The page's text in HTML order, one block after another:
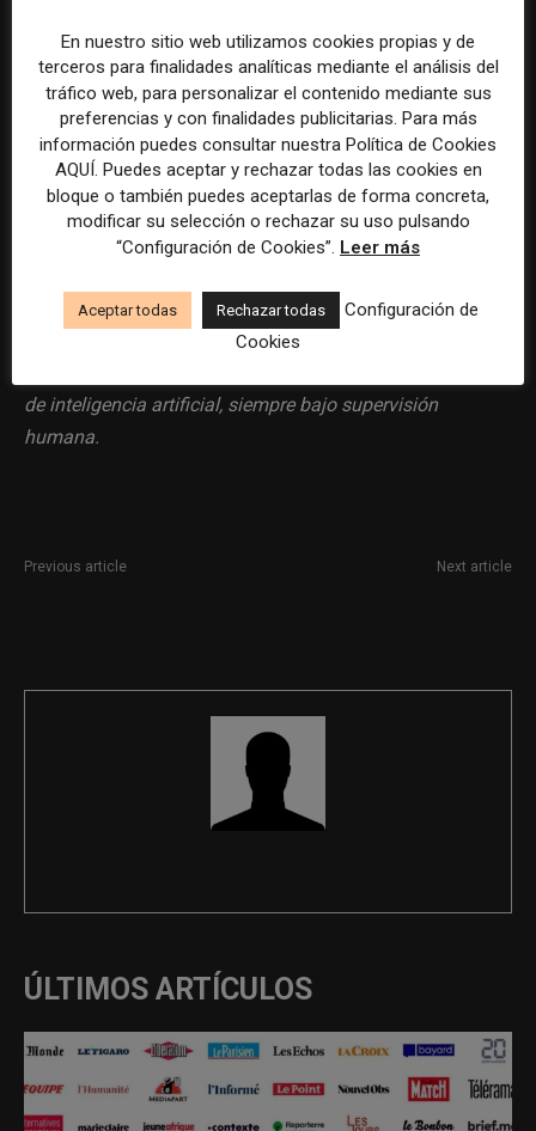
Plan de carrera y desarrollo profesional
Por favor, para solicitar este trabajo visita
www.linkedin.com.
La selección y el tratamiento de la información de estas
de inteligencia artificial, siempre bajo supervisión
humana.
Previous article Next article
ÚLTIMOS ARTÍCULOS
En nuestro sitio web utilizamos cookies propias y de
terceros para finalidades analíticas mediante el análisis del
tráfico web, para personalizar el contenido mediante sus
preferencias y con finalidades publicitarias. Para más
información puedes consultar nuestra Política de Cookies
AQUÍ. Puedes aceptar y rechazar todas las cookies en
bloque o también puedes aceptarlas de forma concreta,
modificar su selección o rechazar su uso pulsando
“Configuración de Cookies”. Leer más
Aceptar todas Rechazar todas
Configuración de
Cookies